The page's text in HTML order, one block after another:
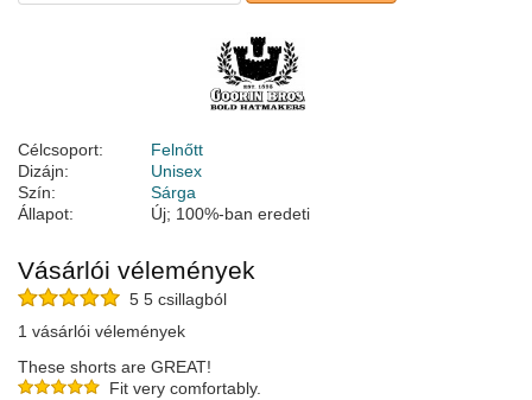
Célcsoport:
Felnőtt
Dizájn:
Unisex
Szín:
Sárga
Állapot:
Új; 100%-ban eredeti
Vásárlói vélemények
5 5 csillagból
1 vásárlói vélemények
These shorts are GREAT!
Fit very comfortably.